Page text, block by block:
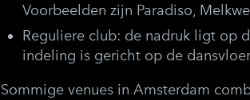
Voorbeelden zijn Paradiso,
Reguliere club: de nadruk ligt op
indeling is gericht op de
Sommige venues in Amsterdam